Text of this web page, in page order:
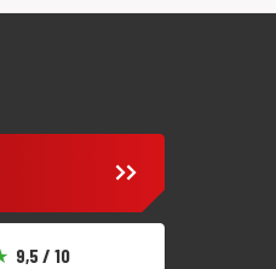
9,5 / 10